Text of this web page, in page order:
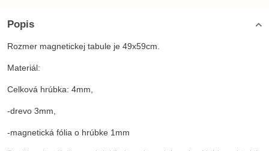
Popis
Rozmer magnetickej tabule je 49x59cm.
Materiál:
Celková hrúbka: 4mm,
-drevo 3mm,
-magnetická fólia o hrúbke 1mm